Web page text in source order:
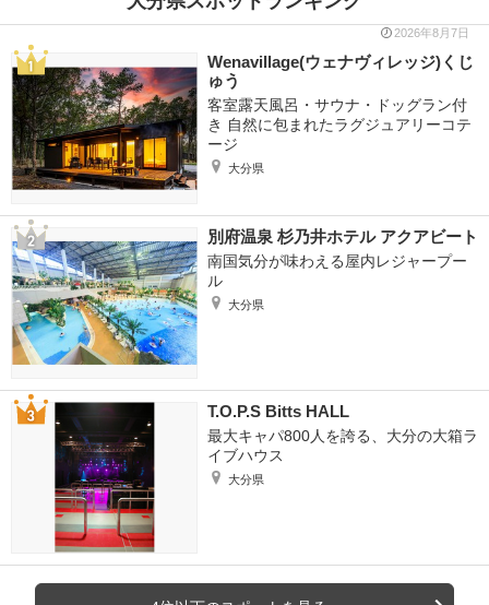
2026年8月7日
Wenavillage(ウェナヴィレッジ)くじ
ゅう
客室露天風呂・サウナ・ドッグラン付
き 自然に包まれたラグジュアリーコテ
ージ
大分県
別府温泉 杉乃井ホテル アクアビート
南国気分が味わえる屋内レジャープー
ル
大分県
T.O.P.S Bitts HALL
最大キャパ800人を誇る、大分の大箱ラ
イブハウス
大分県